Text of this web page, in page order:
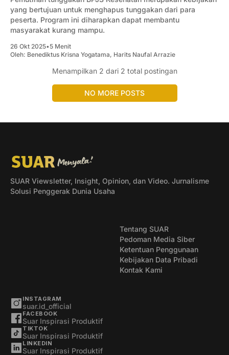
yang bertujuan untuk menghapus tunggakan dari para
peserta. Program ini diharapkan dapat membantu
masyarakat kurang mampu.
26 Okt 2025•5 Menit
Oleh: Benediktus Krisna Yogatama, Harits Naufal Arrazie
Menampilkan 2 dari 2 total postingan
NO MORE POSTS
SUAR Viewsletter, Insight, Opinion, dan Video. Jurnalisme
Solusi Penggerak Dunia Usaha
Tentang SUAR
Pedoman Media Siber
Ketentuan Penggunaan
Kebijakan Data Pribadi
Kontak Kami
INSTAGRAM
suar.id_official
FACEBOOK
Suar Inspirasi Produktif
TIKTOK
Suar Inspirasi Produktif
LINKEDIN
Suar Inspirasi Produktif